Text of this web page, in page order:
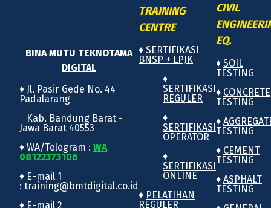
BINA MUTU TEKNOTAMA
DIGITAL
♦ Jl. Pasir Gede No. 44
Padalarang
Kab. Bandung Barat -
Jawa Barat 40553
♦ WA/Telegram : WA
08122373106
♦ E-mail 1
: training@bmtdigital.co.id
♦ E-mail 2
TRAINING
CENTRE
♦ SERTIFIKASI
BNSP + LPJK
♦
SERTIFIKASI
REGULER
♦
SERTIFIKASI
OPERATOR
♦
SERTIFIKASI
ONLINE
♦ PELATIHAN
REGULER
CIVIL
EQ.
♦ SOIL
TESTING
♦ CONCRETE
TESTING
♦
TESTING
♦ CEMENT
TESTING
♦ ASPHALT
TESTING